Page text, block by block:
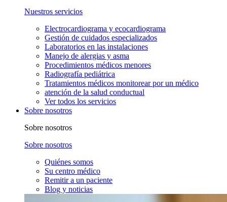
Nuestros servicios
Electrocardiograma y ecocardiograma
Gestión de cuidados especializados
Laboratorios en las instalaciones
Manejo de alergias y asma
Procedimientos médicos menores
Radiografía pediátrica
Tratamientos médicos monitorear por un médico
atención de la salud conductual
Ver todos los servicios
Sobre nosotros
Sobre nosotros
Sobre nosotros
Quiénes somos
Su centro médico
Remitir a un paciente
Blog y noticias